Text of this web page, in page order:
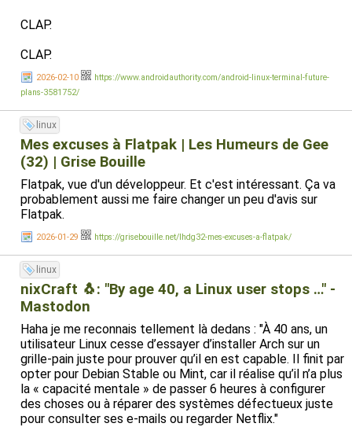
CLAP.
CLAP.
2026-02-10
https://www.androidauthority.com/android-linux-terminal-future-
plans-3581752/
linux
Mes excuses à Flatpak | Les Humeurs de Gee
(32) | Grise Bouille
Flatpak, vue d'un développeur. Et c'est intéressant. Ça va
probablement aussi me faire changer un peu d'avis sur
Flatpak.
2026-01-29 https://grisebouille.net/lhdg32-mes-excuses-a-flatpak/
linux
nixCraft 🐧: "By age 40, a Linux user stops …" -
Mastodon
Haha je me reconnais tellement là dedans : "À 40 ans, un
utilisateur Linux cesse d’essayer d’installer Arch sur un
grille-pain juste pour prouver qu’il en est capable. Il finit par
opter pour Debian Stable ou Mint, car il réalise qu’il n’a plus
la « capacité mentale » de passer 6 heures à configurer
des choses ou à réparer des systèmes défectueux juste
pour consulter ses e-mails ou regarder Netflix."